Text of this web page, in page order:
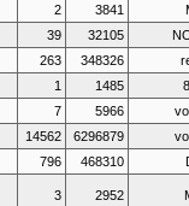
2 3841
39 32105
263 348326
1 1485
7 5966
14562 6296879
796 468310
3 2952